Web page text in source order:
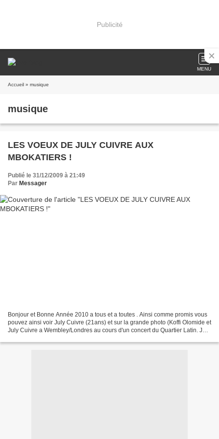
Publicité
MENU
Accueil » musique
musique
LES VOEUX DE JULY CUIVRE AUX
MBOKATIERS !
Publié le 31/12/2009 à 21:49
Par Messager
Bonjour et Bonne Année 2010 a tous et a toutes . Ainsi comme promis vous
pouvez ainsi voir July Cuivre (21ans) et sur la grande photo (Koffi Olomide et
July Cuivre a Wembley/Londres au cours d'un concert du Quartier Latin. July